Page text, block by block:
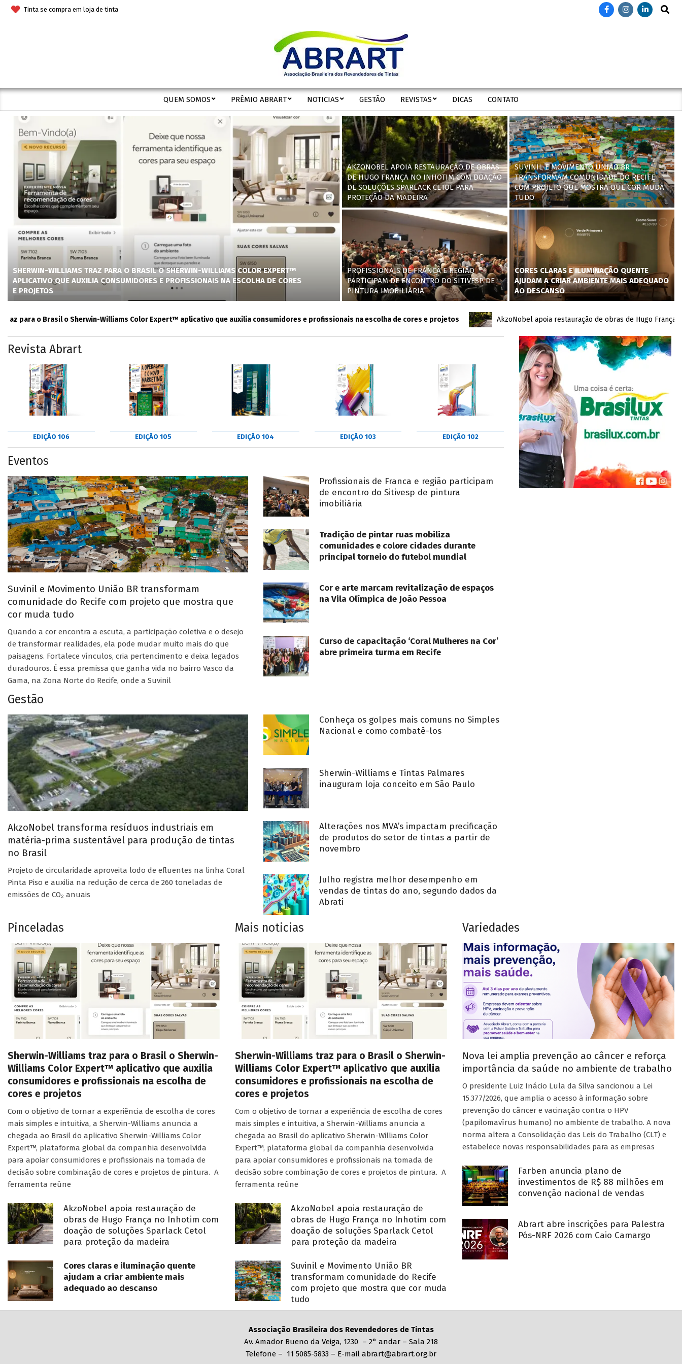
Skip
Tinta se compra em loja de tinta
Search
ABRART
Secondary
Navigation
Menu
QUEM SOMOS PRÊMIO ABRART NOTICIAS GESTÃO REVISTAS DICAS CONTATO
SHERWIN-WILLIAMS TRAZ PARA O BRASIL O SHERWIN-WILLIAMS COLOR EXPERT™
APLICATIVO QUE AUXILIA CONSUMIDORES E PROFISSIONAIS NA ESCOLHA DE CORES
E PROJETOS
AKZONOBEL APOIA RESTAURAÇÃO DE OBRAS
DE HUGO FRANÇA NO INHOTIM COM DOAÇÃO
DE SOLUÇÕES SPARLACK CETOL PARA
PROTEÇÃO DA MADEIRA
SUVINIL E MOVIMENTO UNIÃO BR
TRANSFORMAM COMUNIDADE DO RECIFE
COM PROJETO QUE MOSTRA QUE COR MUDA
TUDO
PROFISSIONAIS DE FRANCA E REGIÃO
PARTICIPAM DE ENCONTRO DO SITIVESP DE
PINTURA IMOBILIÁRIA
CORES CLARAS E ILUMINAÇÃO QUENTE
AJUDAM A CRIAR AMBIENTE MAIS ADEQUADO
AO DESCANSO
o Brasil o Sherwin-Williams Color Expert™ aplicativo que auxilia consumidores e profissionais na escolha de cores e projetos AkzoNobel apoia restauração de obras de Hugo França no
Revista Abrart
EDIÇÃO 106 EDIÇÃO 105 EDIÇÃO 104 EDIÇÃO 103 EDIÇÃO 102
Eventos
Suvinil e Movimento União BR transformam
comunidade do Recife com projeto que mostra que
cor muda tudo
Quando a cor encontra a escuta, a participação coletiva e o desejo
de transformar realidades, ela pode mudar muito mais do que
paisagens. Fortalece vínculos, cria pertencimento e deixa legados
duradouros. É essa premissa que ganha vida no bairro Vasco da
Gama, na Zona Norte do Recife, onde a Suvinil
Profissionais de Franca e região participam
de encontro do Sitivesp de pintura
imobiliária
Tradição de pintar ruas mobiliza
comunidades e colore cidades durante
principal torneio do futebol mundial
Cor e arte marcam revitalização de espaços
na Vila Olímpica de João Pessoa
Curso de capacitação ‘Coral Mulheres na Cor’
abre primeira turma em Recife
Gestão
AkzoNobel transforma resíduos industriais em
matéria-prima sustentável para produção de tintas
no Brasil
Projeto de circularidade aproveita lodo de efluentes na linha Coral
Pinta Piso e auxilia na redução de cerca de 260 toneladas de
emissões de CO₂ anuais
Conheça os golpes mais comuns no Simples
Nacional e como combatê-los
Sherwin-Williams e Tintas Palmares
inauguram loja conceito em São Paulo
Alterações nos MVA’s impactam precificação
de produtos do setor de tintas a partir de
novembro
Julho registra melhor desempenho em
vendas de tintas do ano, segundo dados da
Abrati
Pinceladas
Sherwin-Williams traz para o Brasil o Sherwin-
Williams Color Expert™ aplicativo que auxilia
consumidores e profissionais na escolha de
cores e projetos
Com o objetivo de tornar a experiência de escolha de cores
mais simples e intuitiva, a Sherwin-Williams anuncia a
chegada ao Brasil do aplicativo Sherwin-Williams Color
Expert™, plataforma global da companhia desenvolvida
para apoiar consumidores e profissionais na tomada de
decisão sobre combinação de cores e projetos de pintura. A
ferramenta reúne
AkzoNobel apoia restauração de
obras de Hugo França no Inhotim com
doação de soluções Sparlack Cetol
para proteção da madeira
Cores claras e iluminação quente
ajudam a criar ambiente mais
adequado ao descanso
Mais noticias
Sherwin-Williams traz para o Brasil o Sherwin-
Williams Color Expert™ aplicativo que auxilia
consumidores e profissionais na escolha de
cores e projetos
Com o objetivo de tornar a experiência de escolha de cores
mais simples e intuitiva, a Sherwin-Williams anuncia a
chegada ao Brasil do aplicativo Sherwin-Williams Color
Expert™, plataforma global da companhia desenvolvida
para apoiar consumidores e profissionais na tomada de
decisão sobre combinação de cores e projetos de pintura. A
ferramenta reúne
AkzoNobel apoia restauração de
obras de Hugo França no Inhotim com
doação de soluções Sparlack Cetol
para proteção da madeira
Suvinil e Movimento União BR
transformam comunidade do Recife
com projeto que mostra que cor muda
tudo
Variedades
Nova lei amplia prevenção ao câncer e reforça
importância da saúde no ambiente de trabalho
O presidente Luiz Inácio Lula da Silva sancionou a Lei
15.377/2026, que amplia o acesso à informação sobre
prevenção do câncer e vacinação contra o HPV
(papilomavírus humano) no ambiente de trabalho. A nova
norma altera a Consolidação das Leis do Trabalho (CLT) e
estabelece novas responsabilidades para as empresas
Farben anuncia plano de
investimentos de R$ 88 milhões em
convenção nacional de vendas
Abrart abre inscrições para Palestra
Pós-NRF 2026 com Caio Camargo
Associação Brasileira dos Revendedores de Tintas
Av. Amador Bueno da Veiga, 1230 – 2° andar – Sala 218
Telefone – 11 5085-5833 – E-mail abrart@abrart.org.br